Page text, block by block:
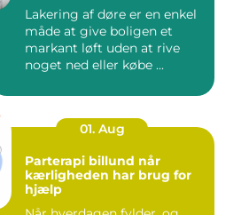
Lakering af døre er en enkel
måde at give boligen et
markant løft uden at rive
noget ned eller købe ...
01. Aug
Parterapi billund når
kærligheden har brug for
hjælp